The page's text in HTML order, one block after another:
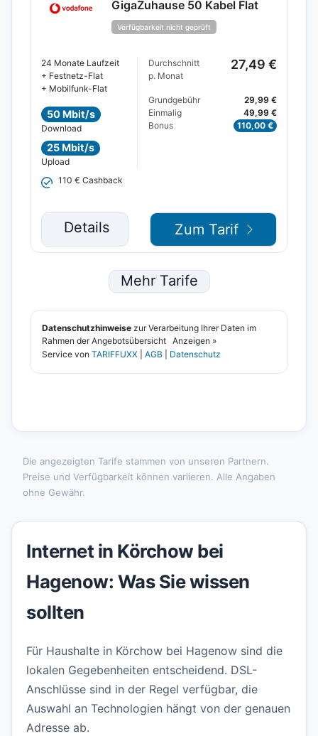
Die angezeigten Tarife stammen von unseren Partnern.
Preise und Verfügbarkeit können variieren. Alle Angaben
ohne Gewähr.
Internet in Körchow bei
Hagenow: Was Sie wissen
sollten
Für Haushalte in Körchow bei Hagenow sind die
lokalen Gegebenheiten entscheidend. DSL-
Anschlüsse sind in der Regel verfügbar, die
Auswahl an Technologien hängt von der genauen
Adresse ab.